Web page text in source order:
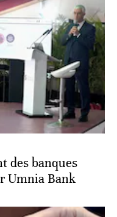
des banques
Umnia Bank